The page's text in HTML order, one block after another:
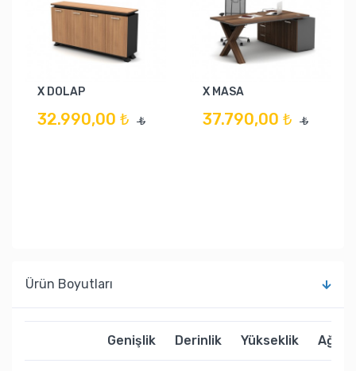
X DOLAP
32.990,00 ₺ ₺
X MASA
37.790,00 ₺ ₺
Ürün Boyutları
Genişlik Derinlik Yükseklik Ağırlık